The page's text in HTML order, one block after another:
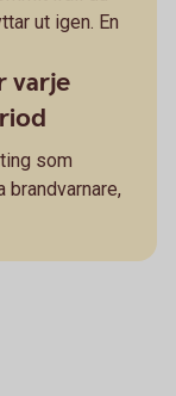
ut igen. En
varje
som
brandvarnare,